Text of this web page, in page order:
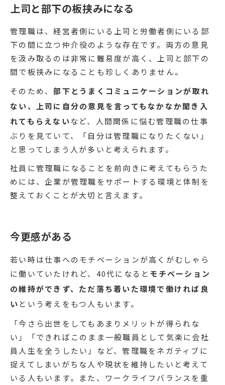
上司と部下の板挟みになる
管理職は、経営者側にいる上司と労働者側にいる部
下の間に立つ仲介役のような存在です。両方の意見
を汲み取るのは非常に難易度が高く、上司と部下の
間で板挟みになることも珍しくありません。
そのため、部下とうまくコミュニケーションが取れ
ない、上司に自分の意見を言ってもなかなか聞き入
れてもらえないなど、人間関係に悩む管理職の仕事
ぶりを見ていて、「自分は管理職になりたくない」
と思ってしまう人が多いと考えられます。
社員に管理職になることを前向きに考えてもらうた
めには、企業が管理職をサポートする環境と体制を
整えておくことが大切と言えます。
今更感がある
若い時は仕事へのモチベーションが高くがむしゃら
に働いていたけれど、40代になると モチベーション
の維持ができず、ただ落ち着いた環境で働ければ良
い という考えをもつ人もいます。
「今さら出世をしてもあまりメリットが得られな
い」「できればこのまま一般職員として気楽に会社
員人生を全うしたい」など、管理職をネガティブに
捉えてしまいがちな人や現状を維持したいと考えて
いる人もいます。また、ワークライフバランスを重